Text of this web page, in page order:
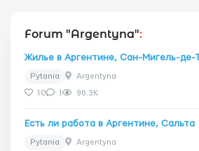
Forum "Argentyna":
Жилье в Аргентине, Сан-Мигель-де-
Pytania Argentyna
10 1 96.3K
Есть ли работа в Аргентине, Сальта
Pytania Argentyna